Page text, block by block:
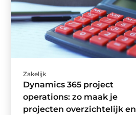
Zakelijk
Dynamics 365 project
operations: zo maak je
projecten overzichtelijk en